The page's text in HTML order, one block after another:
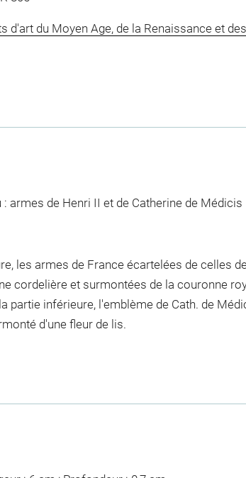
d'art du Moyen Age, de la Renaissance et
: armes de Henri II et de Catherine de Médicis
les armes de France écartelées de celles
cordelière et surmontées de la couronne
partie inférieure, l'emblème de Cath. de
d'une fleur de lis.